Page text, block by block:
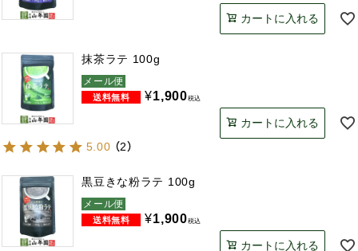
カートに入れる
抹茶ラテ 100g
メール便
¥1,900税込
カートに入れる
5.00 （2）
黒豆きな粉ラテ 100g
メール便
¥1,900税込
カートに入れる